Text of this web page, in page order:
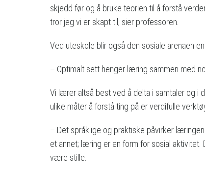
skjedd før og å bruke teorien til å forstå
tror jeg vi er skapt til, sier professoren.
Ved uteskole blir også den sosiale arenaen en
– Optimalt sett henger læring sammen med
Vi lærer altså best ved å delta i samtaler og i
ulike måter å forstå ting på er verdifulle
– Det språklige og praktiske påvirker
et annet; læring er en form for sosial
være stille.